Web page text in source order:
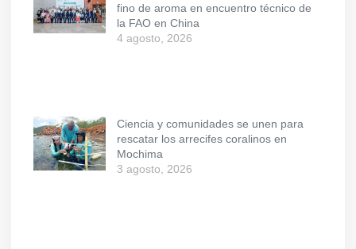
fino de aroma en encuentro técnico de
la FAO en China
4 agosto, 2026
Ciencia y comunidades se unen para
rescatar los arrecifes coralinos en
Mochima
3 agosto, 2026